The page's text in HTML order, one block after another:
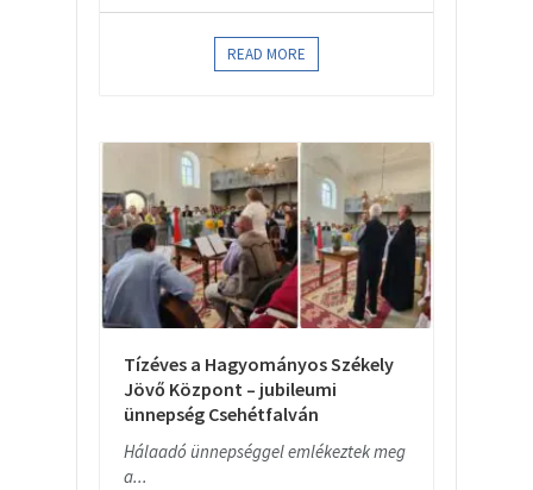
READ MORE
Tízéves a Hagyományos Székely
Jövő Központ – jubileumi
ünnepség Csehétfalván
Hálaadó ünnepséggel emlékeztek meg
a...